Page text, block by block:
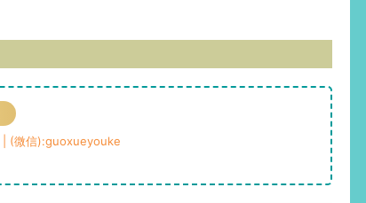
| (微信):guoxueyouke